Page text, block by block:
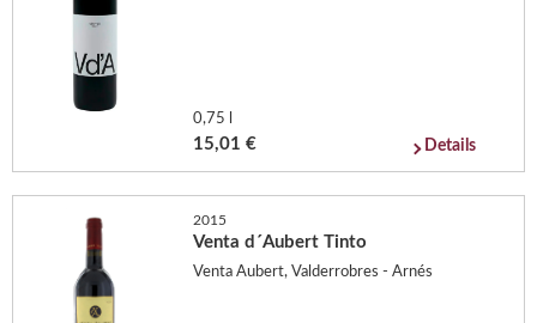
0,75 l
15,01 € Details
2015
Venta d´Aubert Tinto
Venta Aubert, Valderrobres - Arnés